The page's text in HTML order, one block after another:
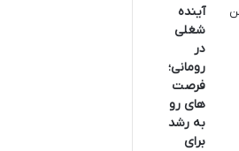
آینده
شغلی
در
رومانی؛
فرصت
های رو
به رشد
برای